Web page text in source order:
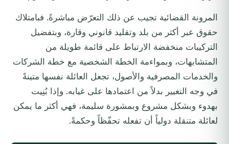
المرونة القضائية تجيب عن ذلك التعرّض مباشرةً. فبامتلاك
حقوق عبر أكثر من بلد وتقليد قانوني وقارة، وبتفضيل
التركيبات منخفضة الارتباط على قائمة طويلة من
المتشابهات، وبمواءمة الخطة الشخصية مع خطة الشركات
والخدمات المصرفية والأصول، تجعل العائلة نفسها متينةً
في وجه التغيير بدلاً من اعتمادها على غيابه. وإذا بُنِيت
بهدوء وبشكل مشروع وبمشورة سليمة، فهي أكثر ما يمكن
لعائلة متنقلة دولياً أن تفعله تحفّظاً وحكمةً.